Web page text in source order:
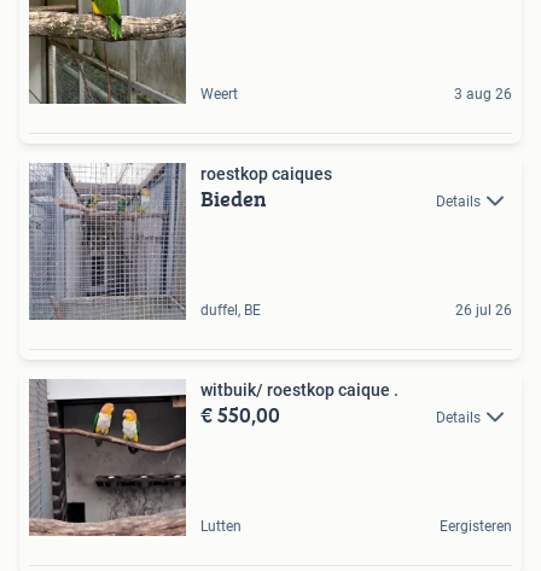
Weert 3 aug 26
roestkop caiques
Bieden Details
duffel, BE 26 jul 26
witbuik/ roestkop caique .
€ 550,00 Details
Lutten Eergisteren